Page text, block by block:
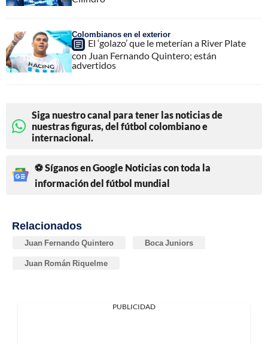
Colombianos en el exterior
El ‘golazo’ que le meterían a River Plate
con Juan Fernando Quintero; están
advertidos
Siga nuestro canal para tener las noticias de
nuestras figuras, del fútbol colombiano e
internacional.
⚽ Síganos en Google Noticias con toda la
información del fútbol mundial
Relacionados
Juan Fernando Quintero Boca Juniors
Juan Román Riquelme
PUBLICIDAD